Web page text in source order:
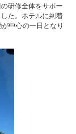
研修全体をサポー
た。ホテルに到着
中心の一日となり